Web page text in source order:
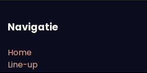
Navigatie
Home
Line-up